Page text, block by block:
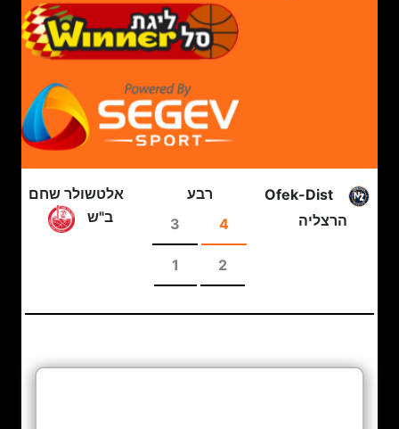
Ofek-Dist
הרצליה
רבע
4
3
2
1
אלטשולר שחם
ב"ש